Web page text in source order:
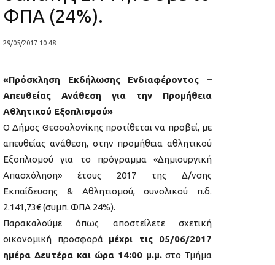
ΦΠΑ (24%).
29/05/2017 10:48
«Πρόσκληση Εκδήλωσης Ενδιαφέροντος –
Απευθείας Ανάθεση για την Προμήθεια
Αθλητικού Εξοπλισμού»
Ο Δήμος Θεσσαλονίκης προτίθεται να προβεί, με
απευθείας ανάθεση, στην προμήθεια αθλητικού
Εξοπλισμού για το πρόγραμμα «Δημιουργική
Απασχόληση» έτους 2017 της Δ/νσης
Εκπαίδευσης & Αθλητισμού, συνολικού π.δ.
2.141,73€ (συμπ. ΦΠΑ 24%).
Παρακαλούμε όπως αποστείλετε σχετική
οικονομική προσφορά μέχρι τις 05/06/2017
ημέρα Δευτέρα και ώρα 14:00 μ.μ. στο Τμήμα